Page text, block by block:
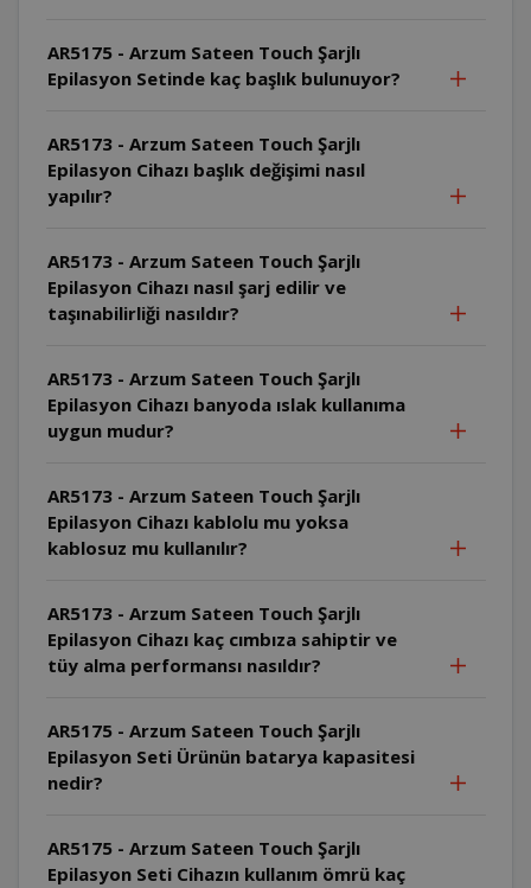
AR5175 - Arzum Sateen Touch Şarjlı
Epilasyon Setinde kaç başlık bulunuyor?
AR5173 - Arzum Sateen Touch Şarjlı
Epilasyon Cihazı başlık değişimi nasıl
yapılır?
AR5173 - Arzum Sateen Touch Şarjlı
Epilasyon Cihazı nasıl şarj edilir ve
taşınabilirliği nasıldır?
AR5173 - Arzum Sateen Touch Şarjlı
Epilasyon Cihazı banyoda ıslak kullanıma
uygun mudur?
AR5173 - Arzum Sateen Touch Şarjlı
Epilasyon Cihazı kablolu mu yoksa
kablosuz mu kullanılır?
AR5173 - Arzum Sateen Touch Şarjlı
Epilasyon Cihazı kaç cımbıza sahiptir ve
tüy alma performansı nasıldır?
AR5175 - Arzum Sateen Touch Şarjlı
Epilasyon Seti Ürünün batarya kapasitesi
nedir?
AR5175 - Arzum Sateen Touch Şarjlı
Epilasyon Seti Cihazın kullanım ömrü kaç